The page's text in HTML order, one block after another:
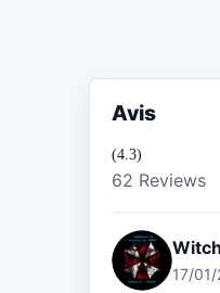
Avis
(4.3)
62 Reviews
17/